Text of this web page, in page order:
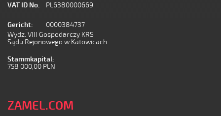
VAT ID No.
PL6380000669
Gericht:
0000384737
Wydz. VIII Gospodarczy KRS
Sądu Rejonowego w Katowicach
Stammkapital:
758 000,00 PLN
ZAMEL.COM